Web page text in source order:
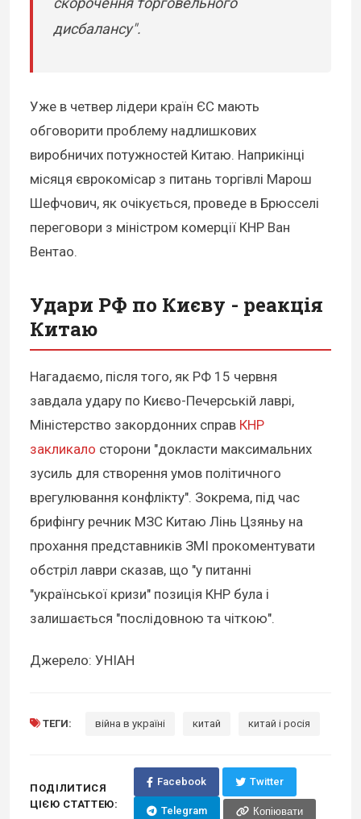
дисбалансу".
Уже в четвер лідери країн ЄС мають
обговорити проблему надлишкових
виробничих потужностей Китаю. Наприкінці
місяця єврокомісар з питань торгівлі Марош
Шефчович, як очікується, проведе в Брюсселі
переговори з міністром комерції КНР Ван
Вентао.
Удари РФ по Києву - реакція
Китаю
Нагадаємо, після того, як РФ 15 червня
завдала удару по Києво-Печерській лаврі,
Міністерство закордонних справ КНР
закликало сторони "докласти максимальних
зусиль для створення умов політичного
врегулювання конфлікту". Зокрема, під час
брифінгу речник МЗС Китаю Лінь Цзяньу на
прохання представників ЗМІ прокоментувати
обстріл лаври сказав, що "у питанні
"української кризи" позиція КНР була і
залишається "послідовною та чіткою".
Джерело: УНІАН
ТЕГИ: війна в україні китай китай і росія
ПОДІЛИТИСЯ
ЦІЄЮ СТАТТЕЮ:
Facebook Twitter
Telegram Копіювати